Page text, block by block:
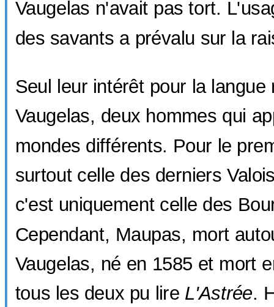
Vaugelas n'avait pas tort.
des savants a prévalu sur la
Seul leur intérêt pour la langue
Vaugelas, deux hommes qui
mondes différents. Pour le
surtout celle des derniers
c'est uniquement celle des
Cependant, Maupas, mort
Vaugelas, né en 1585 et mort
tous les deux pu lire L'Astrée.